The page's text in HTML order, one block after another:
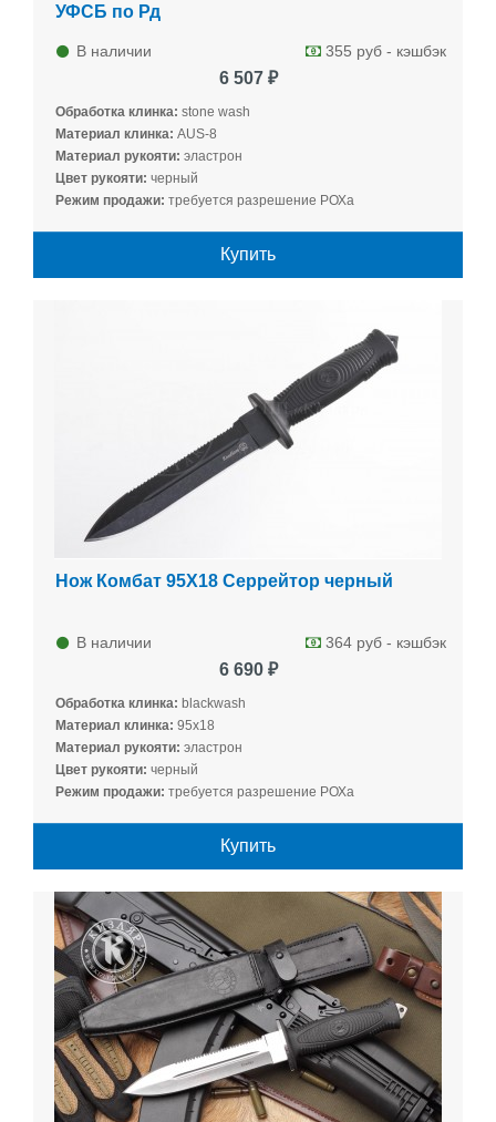
УФСБ по Рд
В наличии 355 руб - кэшбэк
6 507 ₽
Обработка клинка: stone wash
Материал клинка: AUS-8
Материал рукояти: эластрон
Цвет рукояти: черный
Режим продажи: требуется разрешение РОХа
Купить
Нож Комбат 95Х18 Серрейтор черный
В наличии 364 руб - кэшбэк
6 690 ₽
Обработка клинка: blackwash
Материал клинка: 95х18
Материал рукояти: эластрон
Цвет рукояти: черный
Режим продажи: требуется разрешение РОХа
Купить